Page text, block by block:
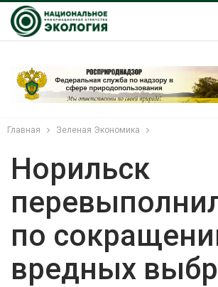
Главная Зеленая Экономика
Норильск
по
вредных